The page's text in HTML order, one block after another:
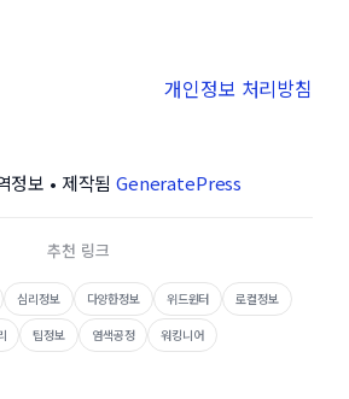
개인정보 처리방침
정보 • 제작됨GeneratePress
추천 링크
심리정보 다양한정보 위드윈터
로컬정보
팁정보 염색공정 워킹니어